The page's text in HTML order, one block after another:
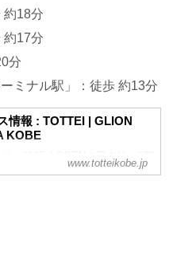
約18分
約17分
分
ミナル駅」：徒歩 約13分
情報 : TOTTEI | GLION
KOBE
は、2025.4 OPENの日本初・270
まれたアリーナ：GLION ARENA
www.totteikobe.jp